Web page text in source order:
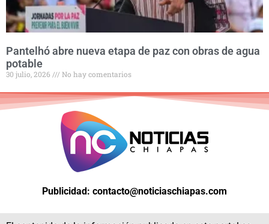
Pantelhó abre nueva etapa de paz con obras de agua
potable
30 julio, 2026 No hay comentarios
Publicidad: contacto@noticiaschiapas.com